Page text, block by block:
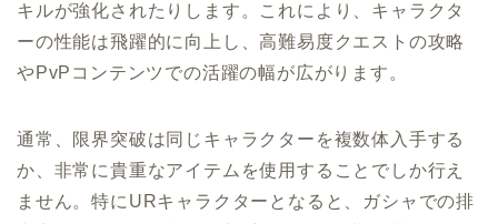
キルが強化されたりします。これにより、キャラクタ
ーの性能は飛躍的に向上し、高難易度クエストの攻略
やPvPコンテンツでの活躍の幅が広がります。
通常、限界突破は同じキャラクターを複数体入手する
か、非常に貴重なアイテムを使用することでしか行え
ません。特にURキャラクターとなると、ガシャでの排